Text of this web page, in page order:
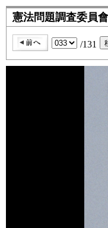
憲法問題調査委員
/131